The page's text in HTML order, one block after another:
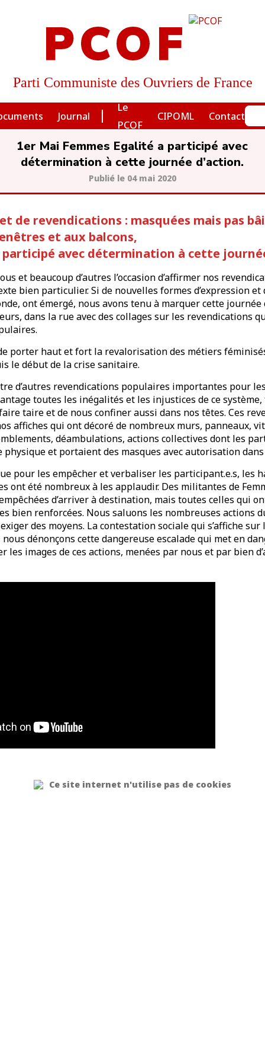
PCOF
Parti Communiste des Ouvriers de France
Journal
Le
PCOF
CIPOML Contact
1er Mai Femmes Egalité a participé avec
détermination à cette journée d’action.
04 mai 2020
de revendications : masquées mais pas
et aux balcons,
participé avec détermination à cette
et beaucoup d’autres l’occasion d’affirmer nos
bien particulier. Si de nouvelles formes d’expression
ont émergé, nous avons tenu à marquer cette
dans la rue avec des collages sur les revendications
porter haut et fort la revalorisation des métiers
le début de la crise sanitaire.
d’autres revendications populaires importantes pour
toutes les inégalités et les injustices de ce
taire et de nous confiner aussi dans nos têtes. Ces
affiches qui ont décoré de nombreux murs, panneaux,
déambulations, actions collectives dont les
physique et portaient des masques avec autorisation
pour les empêcher et verbaliser les participant.e.s, les
ont été nombreux à les applaudir. Des militantes de
d’arriver à destination, mais toutes celles qui
bien renforcées. Nous saluons les nombreuses actions
des moyens. La contestation sociale qui s’affiche
dénonçons cette dangereuse escalade qui met en
les images de ces actions, menées par nous et par bien
Ce site internet n'utilise pas de cookies